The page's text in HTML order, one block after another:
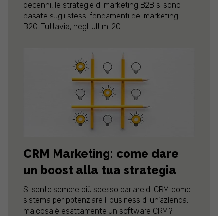
decenni, le strategie di marketing B2B si sono
basate sugli stessi fondamenti del marketing
B2C. Tuttavia, negli ultimi 20...
CRM Marketing: come dare
un boost alla tua strategia
Si sente sempre più spesso parlare di CRM come
sistema per potenziare il business di un'azienda,
ma cosa è esattamente un software CRM?